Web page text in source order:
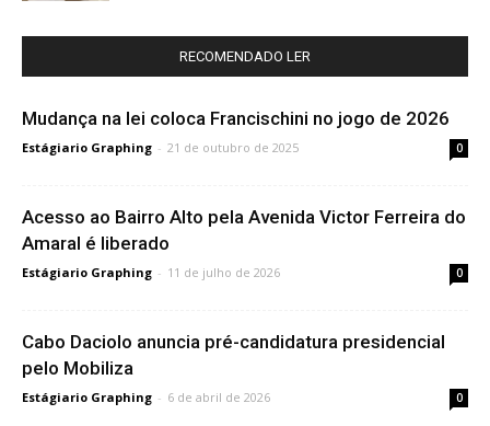
RECOMENDADO LER
Mudança na lei coloca Francischini no jogo de 2026
Estágiario Graphing - 21 de outubro de 2025 0
Acesso ao Bairro Alto pela Avenida Victor Ferreira do
Amaral é liberado
Estágiario Graphing - 11 de julho de 2026 0
Cabo Daciolo anuncia pré-candidatura presidencial
pelo Mobiliza
Estágiario Graphing - 6 de abril de 2026 0